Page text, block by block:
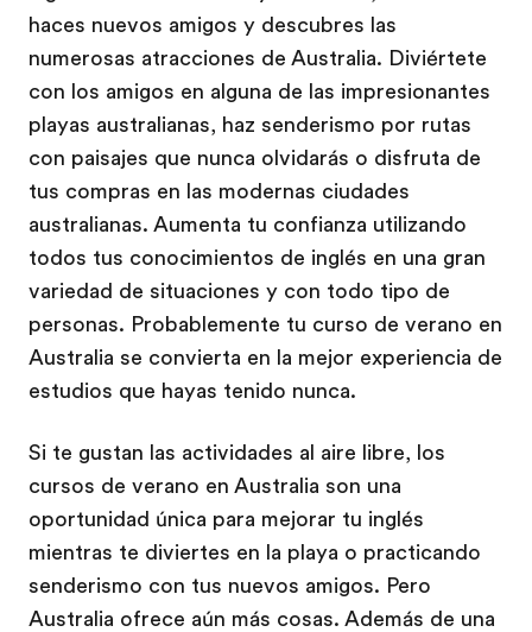
haces nuevos amigos y descubres las
numerosas atracciones de Australia. Diviértete
con los amigos en alguna de las impresionantes
playas australianas, haz senderismo por rutas
con paisajes que nunca olvidarás o disfruta de
tus compras en las modernas ciudades
australianas. Aumenta tu confianza utilizando
todos tus conocimientos de inglés en una gran
variedad de situaciones y con todo tipo de
personas. Probablemente tu curso de verano en
Australia se convierta en la mejor experiencia de
estudios que hayas tenido nunca.
Si te gustan las actividades al aire libre, los
cursos de verano en Australia son una
oportunidad única para mejorar tu inglés
mientras te diviertes en la playa o practicando
senderismo con tus nuevos amigos. Pero
Australia ofrece aún más cosas. Además de una